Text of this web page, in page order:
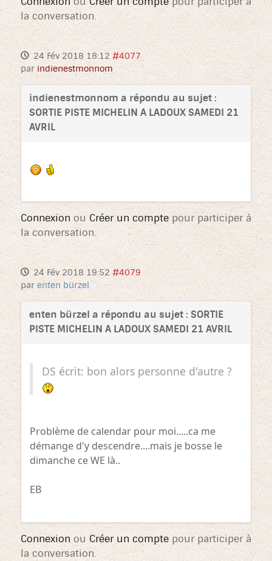
la conversation.
24 Fév 2018 18:12 #4077
par indienestmonnom
indienestmonnom a répondu au sujet :
SORTIE PISTE MICHELIN A LADOUX SAMEDI 21
AVRIL
Connexion ou Créer un comptepour participer à
la conversation.
24 Fév 2018 19:52 #4079
par enten bürzel
enten bürzel a répondu au sujet : SORTIE
PISTE MICHELIN A LADOUX SAMEDI 21 AVRIL
DS écrit: bon alors personne d'autre ?
Problème de calendar pour moi.....ca me
démange d'y descendre....mais je bosse le
dimanche ce WE là..
EB
ConnexionouCréer un compte pour participer à
la conversation.